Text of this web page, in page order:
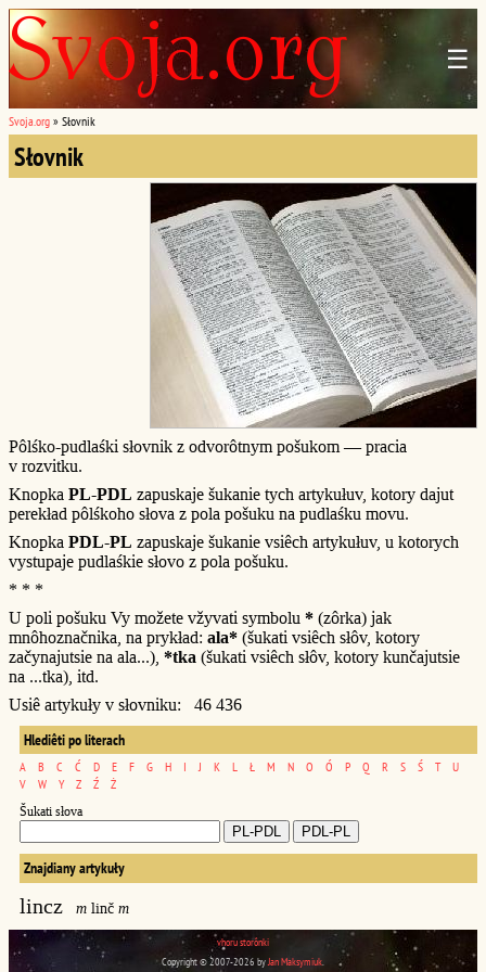
☰
Svoja.org » Słovnik
Słovnik
Pôlśko-pudlaśki słovnik z odvorôtnym pošukom — pracia
v rozvitku.
Knopka PL-PDL zapuskaje šukanie tych artykułuv, kotory dajut
perekład pôlśkoho słova z pola pošuku na pudlaśku movu.
Knopka PDL-PL zapuskaje šukanie vsiêch artykułuv, u kotorych
vystupaje pudlaśkie słovo z pola pošuku.
* * *
U poli pošuku Vy možete vžyvati symbolu * (zôrka) jak
mnôhoznačnika, na prykład: ala* (šukati vsiêch słôv, kotory
začynajutsie na ala...), *tka (šukati vsiêch słôv, kotory kunčajutsie
na ...tka), itd.
Usiê artykuły v słovniku: 46 436
Hlediêti po literach
A B C Ć D E F G H I J K L Ł M N O Ó P Q R S Ś T
U
V
W Y Z Ź Ż
Šukati słova
Znajdiany artykuły
lincz m linč m
vhoru storônki
Copyright © 2007-2026 byJan Maksymiuk